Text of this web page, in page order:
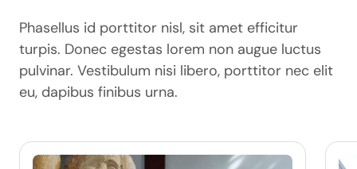
Phasellus id porttitor nisl, sit amet efficitur
turpis. Donec egestas lorem non augue luctus
pulvinar. Vestibulum nisi libero, porttitor nec elit
eu, dapibus finibus urna.